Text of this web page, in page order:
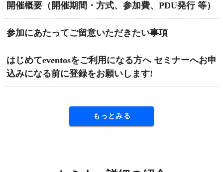
開催概要（開催期間・方式、参加費、PDU発行 等）
参加にあたってご留意いただきたい事項
はじめてeventosをご利用になる方へ セミナーへお申
込みになる前に登録をお願いします!
もっとみる